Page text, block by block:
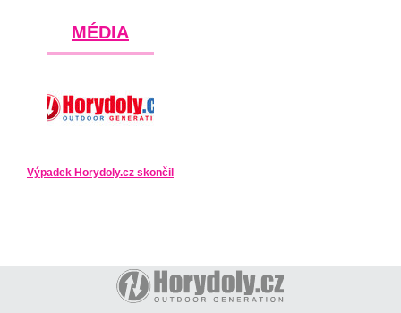
MÉDIA
Výpadek Horydoly.cz skončil